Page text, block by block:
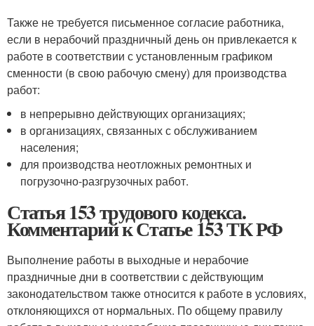
Также не требуется письменное согласие работника,
если в нерабочий праздничный день он привлекается к
работе в соответствии с установленным графиком
сменности (в свою рабочую смену) для производства
работ:
в непрерывно действующих организациях;
в организациях, связанных с обслуживанием
населения;
для производства неотложных ремонтных и
погрузочно-разгрузочных работ.
Статья 153 трудового кодекса.
Комментарий к Статье 153 ТК РФ
Выполнение работы в выходные и нерабочие
праздничные дни в соответствии с действующим
законодательством также относится к работе в условиях,
отклоняющихся от нормальных. По общему правилу